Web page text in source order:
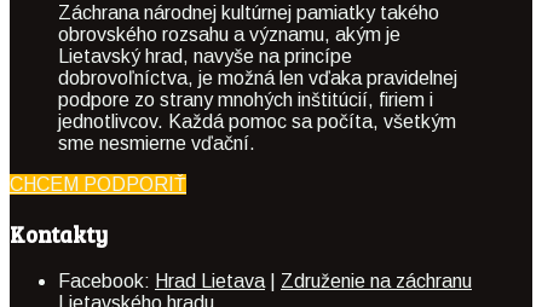
Záchrana národnej kultúrnej pamiatky takého
obrovského rozsahu a významu, akým je
Lietavský hrad, navyše na princípe
dobrovoľníctva, je možná len vďaka pravidelnej
podpore zo strany mnohých inštitúcií, firiem i
jednotlivcov. Každá pomoc sa počíta, všetkým
sme nesmierne vďační.
CHCEM PODPORIŤ
Kontakty
Facebook: Hrad Lietava
Združenie na záchranu